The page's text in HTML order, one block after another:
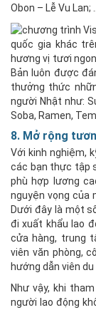
Obon – Lễ Vu Lan; …
quốc gia khác
hương vị tươi
Bản luôn được
thưởng thức
người Nhật như:
Soba, Ramen,
8. Mở rộng
Với kinh nghiệm,
các bạn thực tập
phù hợp lương
nguyện vọng của
Dưới đây là một
đi xuất khẩu lao
cửa hàng, trung
viên văn phòng,
hướng dẫn viên du
Như vậy, khi
người lao động